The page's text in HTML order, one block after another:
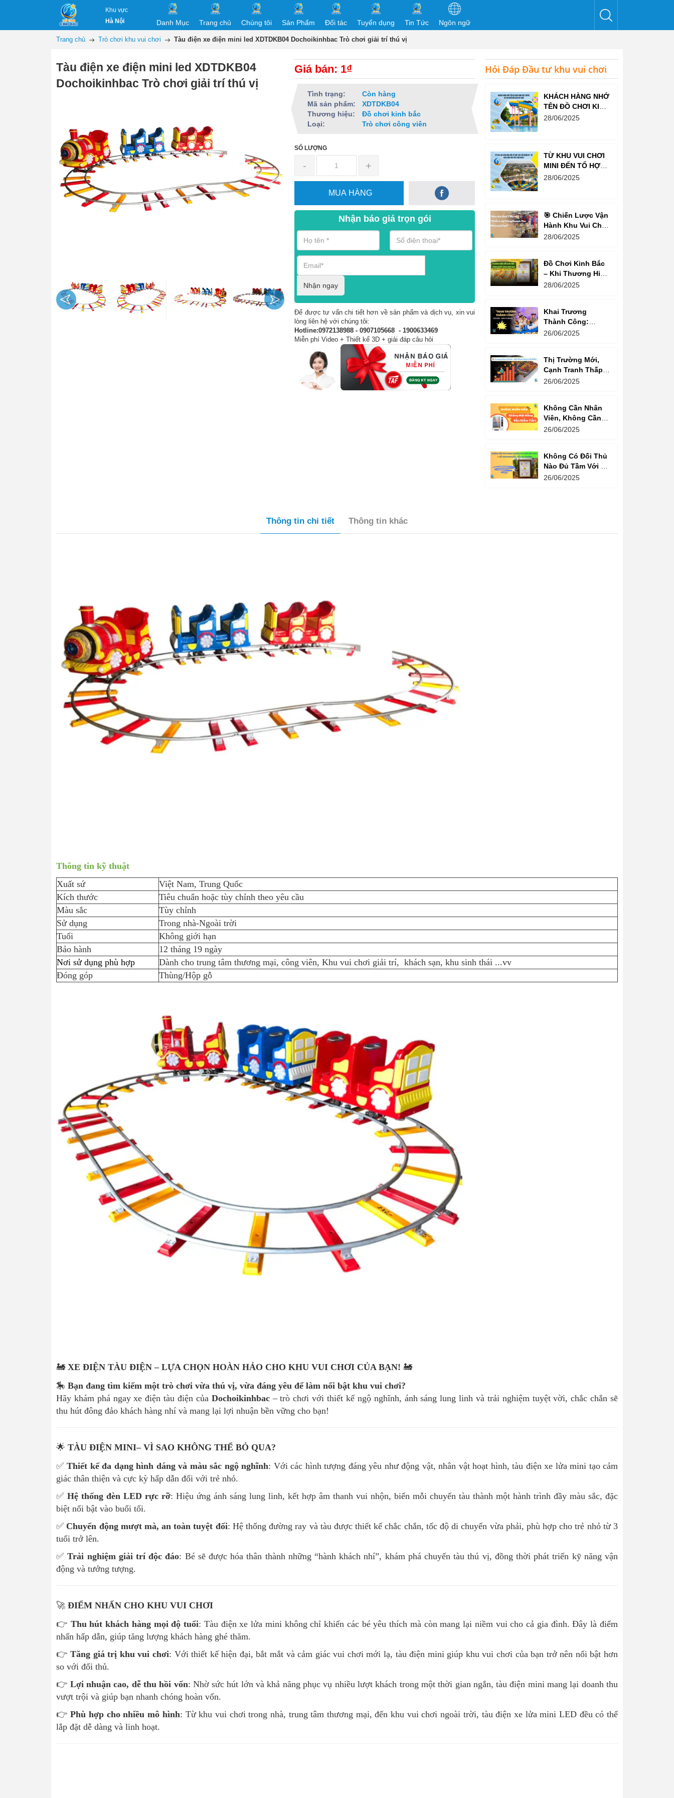
Khu vực
Hà Nội
Danh Mục Trang chủ Chúng tôi Sản Phẩm Đối tác Tuyển dụng Tin Tức Ngôn ngữ
Trang chủ Trò chơi khu vui chơi Tàu điện xe điện mini led XDTDKB04 Dochoikinhbac Trò chơi giải trí thú vị
Tàu điện xe điện mini led XDTDKB04
Dochoikinhbac Trò chơi giải trí thú vị
Giá bán: 1₫
Tình trạng:
Còn hàng
Mã sản phẩm:
XDTDKB04
Thương hiệu:
Đồ chơi kinh bắc
Loại:
Trò chơi công viên
SỐ LƯỢNG
- +
MUA HÀNG
Nhận báo giá trọn gói
Nhận ngay
Để được tư vấn chi tiết hơn về sản phẩm và dịch vụ, xin vui
lòng liên hệ với chúng tôi:
Hotline:0972138988 - 0907105668 - 1900633469
Miễn phí Video + Thiết kế 3D + giải đáp câu hỏi
Hỏi Đáp Đầu tư khu vui chơi
KHÁCH HÀNG NHỚ
TÊN ĐỒ CHƠI KINH
BẮC TRƯỚC CẢ
28/06/2025
TỪ KHU VUI CHƠI
MINI ĐẾN TỔ HỢP
GIẢI TRÍ NGHÌN M²
28/06/2025
🎯 Chiến Lược Vận
Hành Khu Vui Chơi
3 Thế Hệ – Tối Đa
28/06/2025
Đồ Chơi Kinh Bắc
– Khi Thương Hiệu
Vững Mạnh Bắt
28/06/2025
Khai Trương
Thành Công:
Khách Nườm
Quyết Là Gì?
26/06/2025
Thị Trường Mới,
Cạnh Tranh Thấp –
Trampoline Park Là
26/06/2025
Không Cần Nhân
Viên, Không Cần
Cửa Hàng – Chỉ
26/06/2025
Không Có Đối Thủ
Nào Đủ Tầm Với Đồ
Chơi Kinh Bắc
26/06/2025
Thông tin chi tiết Thông tin khác
Thông tin kỹ thuật
Xuất sứ
Việt Nam, Trung Quốc
Kích thước
Tiêu chuẩn hoặc tùy chỉnh theo yêu cầu
Màu sắc
Tùy chỉnh
Sử dụng
Trong nhà-Ngoài trời
Tuổi
Không giới hạn
Bảo hành
12 tháng 19 ngày
Nơi sử dụng phù hợp
Dành cho trung tâm thương mại, công viên, Khu vui chơi giải trí, khách sạn, khu sinh thái ...vv
Đóng góp
Thùng/Hộp gỗ
🚂 XE ĐIỆN TÀU ĐIỆN – LỰA CHỌN HOÀN HẢO CHO KHU VUI CHƠI CỦA BẠN! 🚂
🎠 Bạn đang tìm kiếm một trò chơi vừa thú vị, vừa đáng yêu để làm nổi bật khu vui chơi?
Hãy khám phá ngay xe điện tàu điện của Dochoikinhbac– trò chơi với thiết kế ngộ nghĩnh, ánh sáng lung linh và trải nghiệm tuyệt vời, chắc chắn sẽ
thu hút đông đảo khách hàng nhí và mang lại lợi nhuận bền vững cho bạn!
🌟 TÀU ĐIỆN MINI– VÌ SAO KHÔNG THỂ BỎ QUA?
✅ Thiết kế đa dạng hình dáng và màu sắc ngộ nghĩnh: Với các hình tượng đáng yêu như động vật, nhân vật hoạt hình, tàu điện xe lửa mini tạo cảm
giác thân thiện và cực kỳ hấp dẫn đối với trẻ nhỏ.
✅ Hệ thống đèn LED rực rỡ: Hiệu ứng ánh sáng lung linh, kết hợp âm thanh vui nhộn, biến mỗi chuyến tàu thành một hành trình đầy màu sắc, đặc
biệt nổi bật vào buổi tối.
✅ Chuyển động mượt mà, an toàn tuyệt đối: Hệ thống đường ray và tàu được thiết kế chắc chắn, tốc độ di chuyển vừa phải, phù hợp cho trẻ nhỏ từ 3
tuổi trở lên.
✅Trải nghiệm giải trí độc đáo: Bé sẽ được hóa thân thành những “hành khách nhí”, khám phá chuyến tàu thú vị, đồng thời phát triển kỹ năng vận
động và tưởng tượng.
🚀 ĐIỂM NHẤN CHO KHU VUI CHƠI
👉 Thu hút khách hàng mọi độ tuổi: Tàu điện xe lửa mini không chỉ khiến các bé yêu thích mà còn mang lại niềm vui cho cả gia đình. Đây là điểm
nhấn hấp dẫn, giúp tăng lượng khách hàng ghé thăm.
👉Tăng giá trị khu vui chơi: Với thiết kế hiện đại, bắt mắt và cảm giác vui chơi mới lạ, tàu điện mini giúp khu vui chơi của bạn trở nên nổi bật hơn
so với đối thủ.
👉 Lợi nhuận cao, dễ thu hồi vốn: Nhờ sức hút lớn và khả năng phục vụ nhiều lượt khách trong một thời gian ngắn, tàu điện mini mang lại doanh thu
vượt trội và giúp bạn nhanh chóng hoàn vốn.
👉Phù hợp cho nhiều mô hình: Từ khu vui chơi trong nhà, trung tâm thương mại, đến khu vui chơi ngoài trời, tàu điện xe lửa mini LED đều có thể
lắp đặt dễ dàng và linh hoạt.